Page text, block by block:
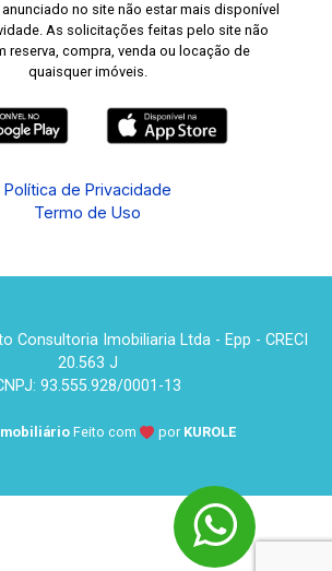
no site não estar mais disponível
As solicitações feitas pelo site não
reserva, compra, venda ou locação de
quaisquer imóveis.
Política de Privacidade
Termo de Uso
Consultoria Imobiliaria Ltda - Epp - CRECI
20.563 J
93.555.928/0001-13
Feito com por KUROLE